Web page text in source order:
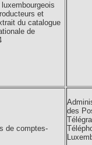
et
du catalogue
de
de comptes-
des